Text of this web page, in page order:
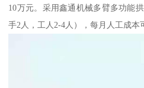
10万元。采用鑫通机械多臂多功能
手2人，工人2-4人），每月人工成本